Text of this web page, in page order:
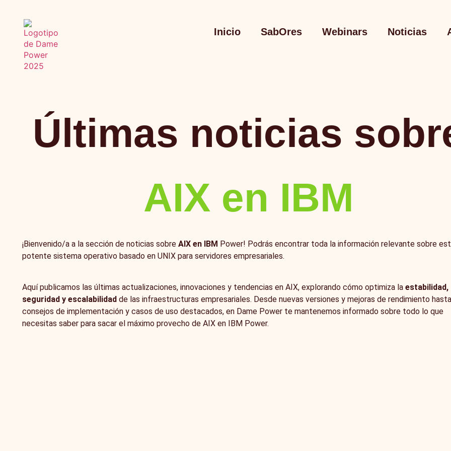
Inicio SabOres Webinars Noticias
Últimas noticias
AIX en IBM
¡Bienvenido/a a la sección de noticias sobre AIX en IBM Power! Podrás encontrar toda la información relevante sobre
potente sistema operativo basado en UNIX para servidores empresariales.
Aquí publicamos las últimas actualizaciones, innovaciones y tendencias en AIX, explorando cómo optimiza la estabilidad,
seguridad y escalabilidad de las infraestructuras empresariales. Desde nuevas versiones y mejoras de rendimiento hasta
consejos de implementación y casos de uso destacados, en Dame Power te mantenemos informado sobre todo lo que
necesitas saber para sacar el máximo provecho de AIX en IBM Power.